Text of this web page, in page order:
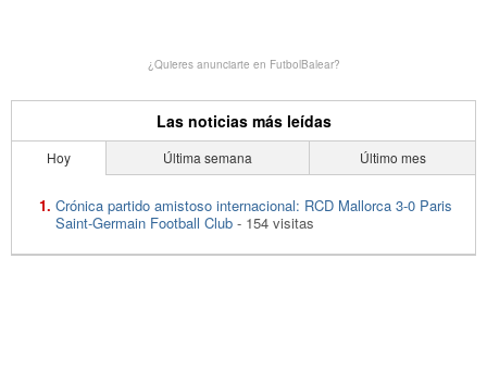
¿Quieres anunciarte en FutbolBalear?
Las noticias más leídas
Hoy Última semana Último mes
Crónica partido amistoso internacional: RCD Mallorca 3-0 Paris
Saint-Germain Football Club - 154 visitas